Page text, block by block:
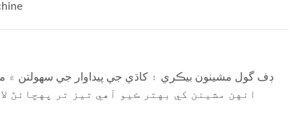
ڊف گول مشينون بيڪري ۽ کاڌي جي پيداوار جي سهولتن